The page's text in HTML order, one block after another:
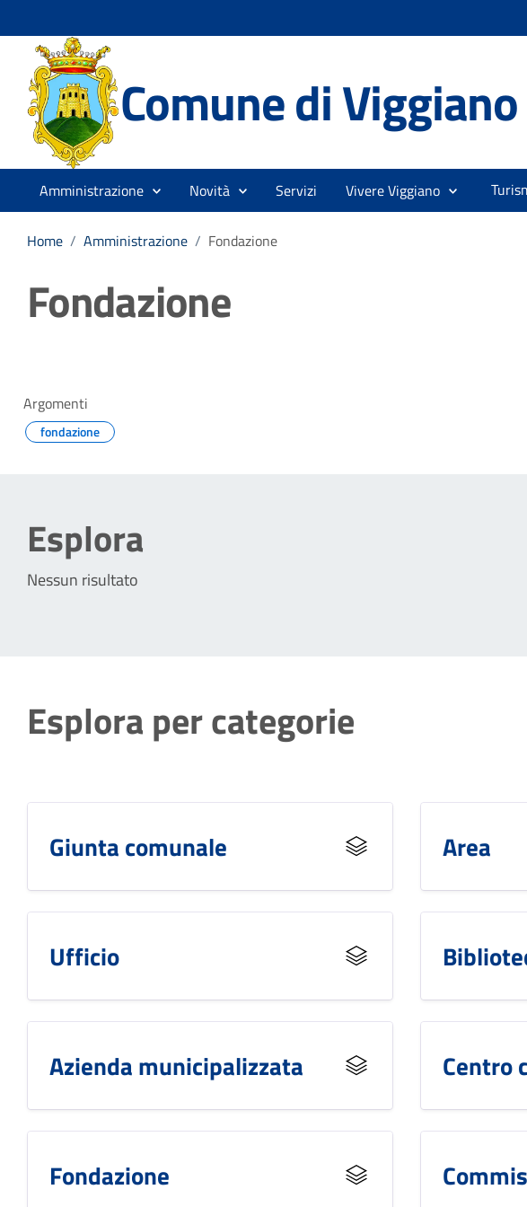
Comune di Viggiano
Amministrazione Novità Servizi Vivere Viggiano
Home / Amministrazione / Fondazione
Fondazione
Argomenti
fondazione
Esplora
Nessun risultato
Esplora per categorie
Giunta comunale Area
Ufficio
Azienda municipalizzata Centro
Fondazione